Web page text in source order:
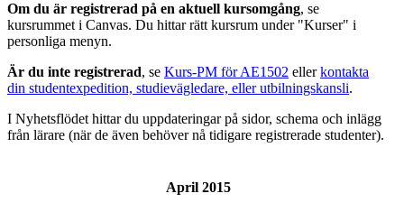
Om du är registrerad på en aktuell kursomgång, se
kursrummet i Canvas. Du hittar rätt kursrum under "Kurser" i
personliga menyn.
Är du inte registrerad, se Kurs-PM för AE1502 ellerkontakta
din studentexpedition, studievägledare, eller utbilningskansli.
I Nyhetsflödet hittar du uppdateringar på sidor, schema och inlägg
från lärare (när de även behöver nå tidigare registrerade studenter).
April 2015